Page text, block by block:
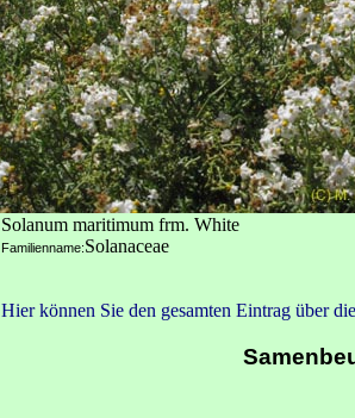
Solanum maritimum frm. White
Familienname:Solanaceae
Hier können Sie den gesamten Eintrag über